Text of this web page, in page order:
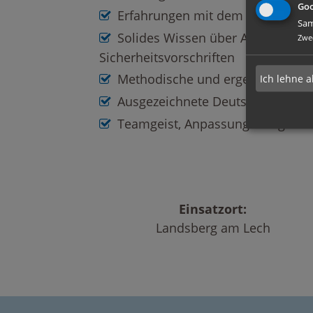
Erfahrungen mit dem
Solides Wissen über Active
Sicherheitsvorschriften
Methodische und
Ausgezeichnete Deutsch- und
Teamgeist, Anpassungsfähigkeit
Einsatzort:
Landsberg am Lech
Ich lehne